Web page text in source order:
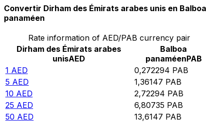
Convertir Dirham des Émirats arabes unis en Balboa
panaméen
Rate information of AED/PAB currency pair
Dirham des Émirats arabes
unisAED
Balboa
panaméenPAB
1 AED 0,272294 PAB
5 AED 1,36147 PAB
10 AED 2,72294 PAB
25 AED 6,80735 PAB
50 AED 13,6147 PAB